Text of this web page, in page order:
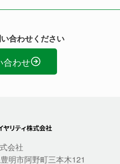
合わせください
合わせ
会社
明市阿野町三本木121